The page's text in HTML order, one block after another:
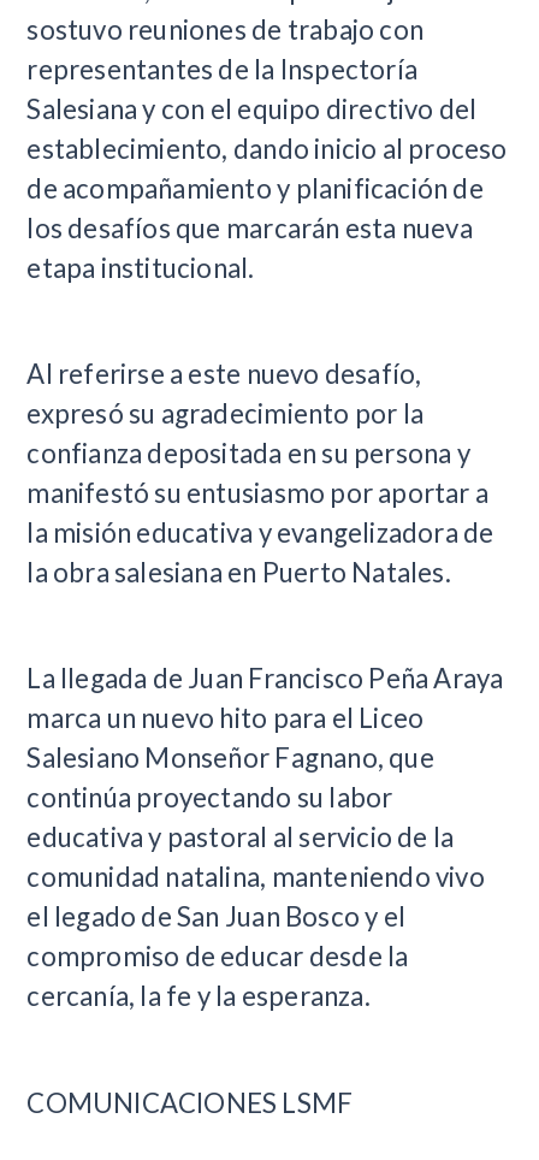
sostuvo reuniones de trabajo con
representantes de la Inspectoría
Salesiana y con el equipo directivo del
establecimiento, dando inicio al proceso
de acompañamiento y planificación de
los desafíos que marcarán esta nueva
etapa institucional.
Al referirse a este nuevo desafío,
expresó su agradecimiento por la
confianza depositada en su persona y
manifestó su entusiasmo por aportar a
la misión educativa y evangelizadora de
la obra salesiana en Puerto Natales.
La llegada de Juan Francisco Peña Araya
marca un nuevo hito para el Liceo
Salesiano Monseñor Fagnano, que
continúa proyectando su labor
educativa y pastoral al servicio de la
comunidad natalina, manteniendo vivo
el legado de San Juan Bosco y el
compromiso de educar desde la
cercanía, la fe y la esperanza.
COMUNICACIONES LSMF